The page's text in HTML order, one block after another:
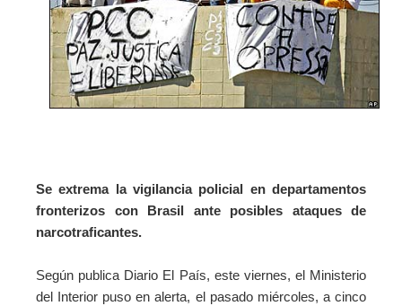
Se extrema la vigilancia policial en departamentos
fronterizos
con Brasil ante posibles ataques
de
narcotraficantes.
Según publica Diario El País, este viernes, el Ministerio
del Interior puso en alerta, el pasado miércoles, a cinco